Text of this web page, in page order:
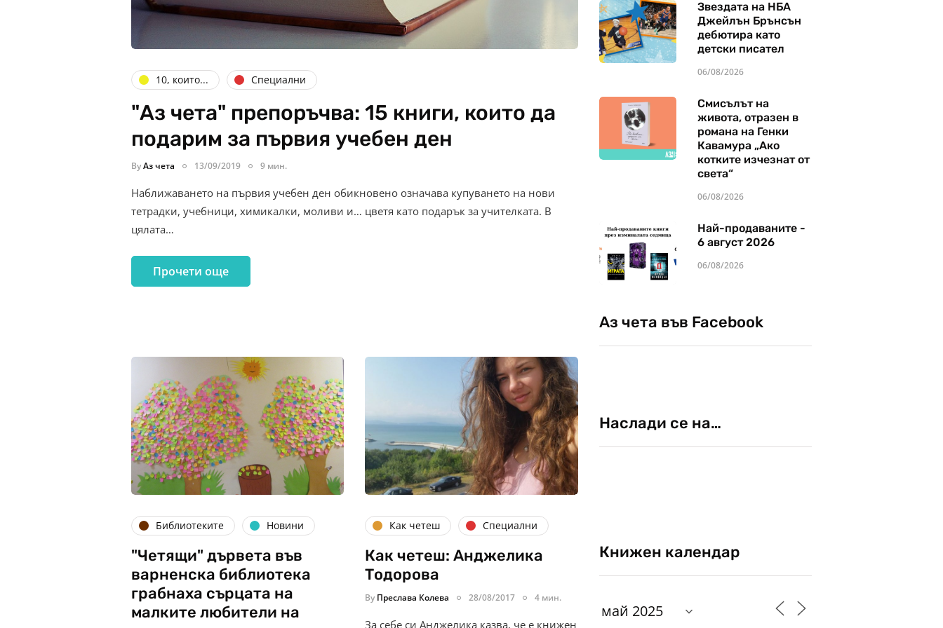
10, които... Специални
"Аз чета" препоръчва: 15 книги, които да
подарим за първия учебен ден
ByАз чета 13/09/2019 9 мин.
Наближаването на първия учебен ден обикновено означава купуването на нови
тетрадки, учебници, химикалки, моливи и… цветя като подарък за учителката. В
цялата…
Прочети още
Библиотеките Новини
"Четящи" дървета във
варненска библиотека
грабнаха сърцата на
малките любители на
Как четеш Специални
Как четеш: Анджелика
Тодорова
By Преслава Колева 28/08/2017 4 мин.
За себе си Анджелика казва, че е книжен
Звездата на НБА
Джейлън Брънсън
дебютира като
детски писател
06/08/2026
Смисълът на
живота, отразен в
романа на Генки
Кавамура „Ако
котките изчезнат от
света“
06/08/2026
Най-продаваните -
6 август 2026
06/08/2026
Аз чета във Facebook
Наслади се на…
Книжен календар